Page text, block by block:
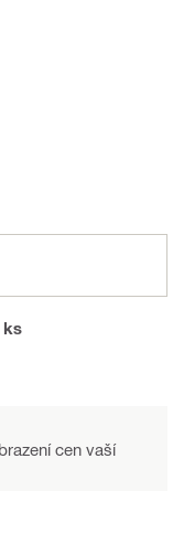
ks
cen vaší